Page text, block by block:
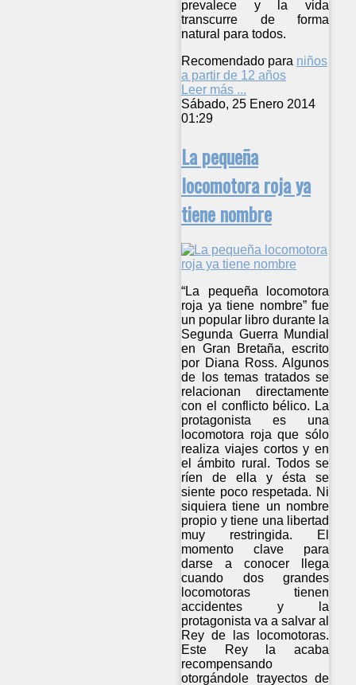
prevalece y la vida
transcurre de forma
natural para todos.
Recomendado para niños
a partir de 12 años
Leer más ...
Sábado, 25 Enero 2014
01:29
La pequeña
locomotora roja ya
tiene nombre
“La pequeña locomotora
roja ya tiene nombre” fue
un popular libro durante la
Segunda Guerra Mundial
en Gran Bretaña, escrito
por Diana Ross. Algunos
de los temas tratados se
relacionan directamente
con el conflicto bélico. La
protagonista es una
locomotora roja que sólo
realiza viajes cortos y en
el ámbito rural. Todos se
ríen de ella y ésta se
siente poco respetada. Ni
siquiera tiene un nombre
propio y tiene una libertad
muy restringida. El
momento clave para
darse a conocer llega
cuando dos grandes
locomotoras tienen
accidentes y la
protagonista va a salvar al
Rey de las locomotoras.
Este Rey la acaba
recompensando
otorgándole trayectos de